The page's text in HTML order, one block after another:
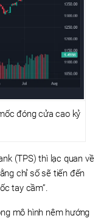
đóng cửa cao kỷ
(TPS) thì lạc quan về
chỉ số sẽ tiến đến
tay cầm”.
mô hình nêm hướng